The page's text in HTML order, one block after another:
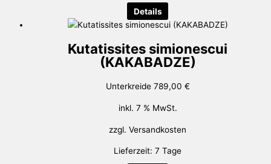
Details
Kutatissites simionescui
(KAKABADZE)
Unterkreide 789,00 €
inkl. 7 % MwSt.
zzgl. Versandkosten
Lieferzeit: 7 Tage